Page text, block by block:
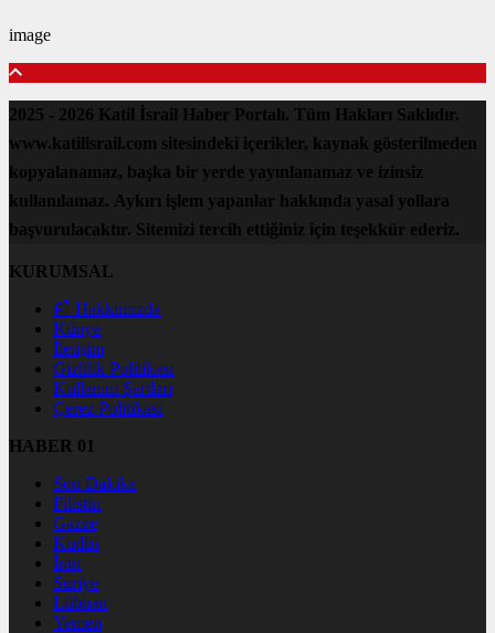
image
2025 - 2026 Katil İsrail Haber Portalı. Tüm Hakları Saklıdır.
www.katilisrail.com sitesindeki içerikler, kaynak gösterilmeden
kopyalanamaz, başka bir yerde yayınlanamaz ve izinsiz
kullanılamaz. Aykırı işlem yapanlar hakkında yasal yollara
başvurulacaktır. Sitemizi tercih ettiğiniz için teşekkür ederiz.
KURUMSAL
📰 Hakkımızda
Künye
İletişim
Gizlilik Politikası
Kullanım Şartları
Çerez Politikası
HABER 01
Son Dakika
Filistin
Gazze
Kudüs
İran
Suriye
Lübnan
Yemen